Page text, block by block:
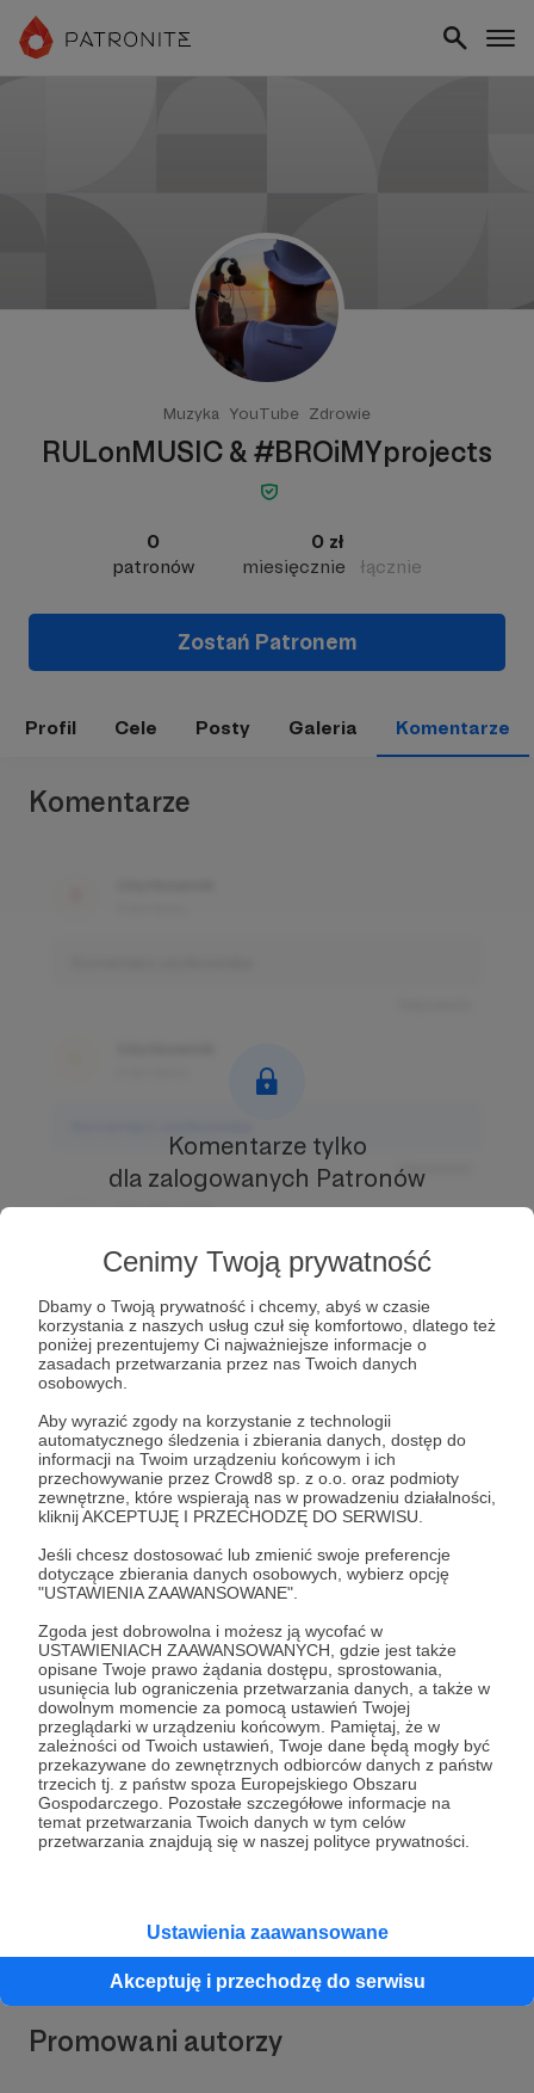
Cenimy Twoją prywatność
Dbamy o Twoją prywatność i chcemy, abyś w czasie
korzystania z naszych usług czuł się komfortowo, dlatego też
poniżej prezentujemy Ci najważniejsze informacje o
zasadach przetwarzania przez nas Twoich danych
osobowych.
Aby wyrazić zgody na korzystanie z technologii
automatycznego śledzenia i zbierania danych, dostęp do
informacji na Twoim urządzeniu końcowym i ich
przechowywanie przez Crowd8 sp. z o.o. oraz podmioty
zewnętrzne, które wspierają nas w prowadzeniu działalności,
kliknij AKCEPTUJĘ I PRZECHODZĘ DO SERWISU.
Jeśli chcesz dostosować lub zmienić swoje preferencje
dotyczące zbierania danych osobowych, wybierz opcję
"USTAWIENIA ZAAWANSOWANE".
Zgoda jest dobrowolna i możesz ją wycofać w
USTAWIENIACH ZAAWANSOWANYCH, gdzie jest także
opisane Twoje prawo żądania dostępu, sprostowania,
usunięcia lub ograniczenia przetwarzania danych, a także w
dowolnym momencie za pomocą ustawień Twojej
przeglądarki w urządzeniu końcowym. Pamiętaj, że w
zależności od Twoich ustawień, Twoje dane będą mogły być
przekazywane do zewnętrznych odbiorców danych z państw
trzecich tj. z państw spoza Europejskiego Obszaru
Gospodarczego. Pozostałe szczegółowe informacje na
temat przetwarzania Twoich danych w tym celów
przetwarzania znajdują się w naszej polityce prywatności.
Ustawienia zaawansowane
Akceptuję i przechodzę do serwisu
Muzyka YouTube Zdrowie
RULonMUSIC & #BROiMYprojects
0
patronów
0 zł
miesięcznie
łącznie
Zostań Patronem
Profil Cele Posty Galeria Komentarze
Komentarze
Odpowiedz
Użytkownik
Odpowiedz
Użytkownik
Komentarz użytkownika
Odpowiedz
Komentarze tylko
dla zalogowanych Patronów
dostęp!
Zostań Patronem
Dołącz do grona Patronów!
Wesprzyj działalność AutoraRULonMUSIC &
#BROiMYprojects już teraz!
Promowani autorzy